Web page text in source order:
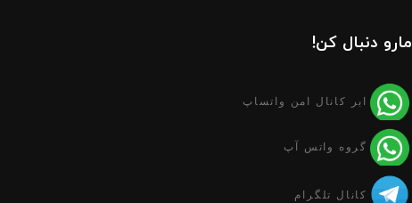
مارو دنبال کن!
ابر کانال امن واتساپ
گروه واتس آپ
کانال تلگرام